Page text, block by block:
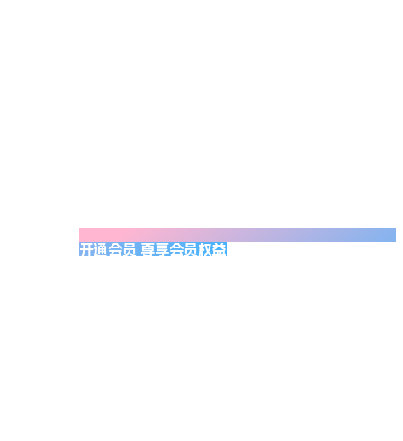
开通会员 尊享会员权益